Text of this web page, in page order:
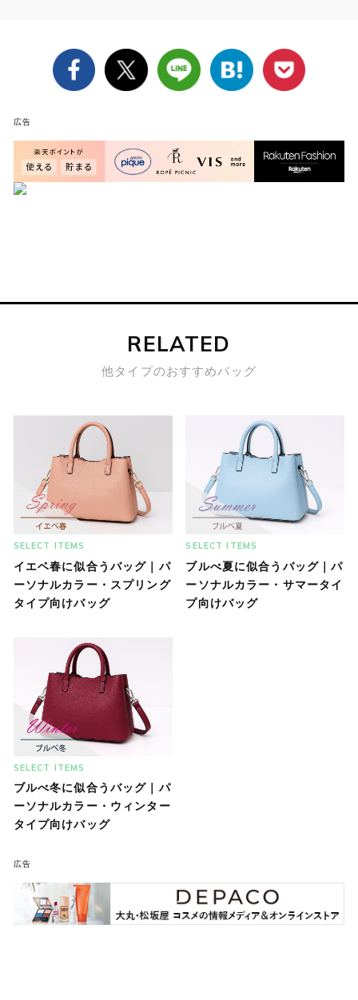
広告
RELATED
他タイプのおすすめバッグ
SELECT ITEMS
イエベ春に似合うバッグ｜パ
ーソナルカラー・スプリング
タイプ向けバッグ
SELECT ITEMS
ブルべ夏に似合うバッグ｜パ
ーソナルカラー・サマータイ
プ向けバッグ
SELECT ITEMS
ブルべ冬に似合うバッグ｜パ
ーソナルカラー・ウィンター
タイプ向けバッグ
広告